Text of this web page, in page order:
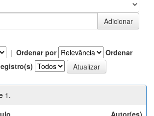
| Ordenar por
Ordenar
1.
Autor(es)